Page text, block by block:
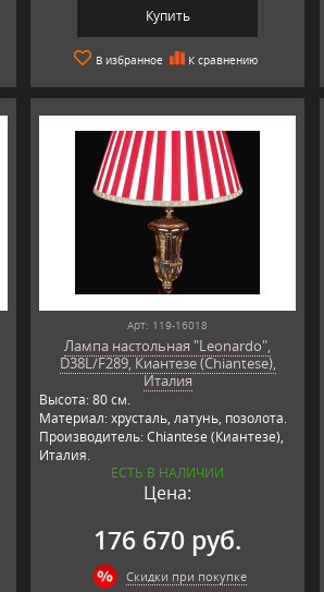
Купить
В избранное К сравнению
Арт: 119-16018
Лампа настольная "Leonardo",
D38L/F289, Киантезе (Chiantese),
Италия
Высота: 80 см.
Материал: хрусталь, латунь, позолота.
Производитель: Chiantese (Киантезе),
Италия.
ЕСТЬ В НАЛИЧИИ
Цена:
176 670 руб.
Скидки при покупке